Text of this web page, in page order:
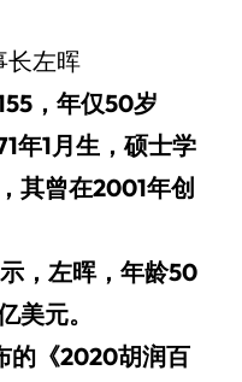
长左晖
，年仅50岁
年1月生，硕士学
其曾在2001年创
，左晖，年龄50
美元。
的《2020胡润百